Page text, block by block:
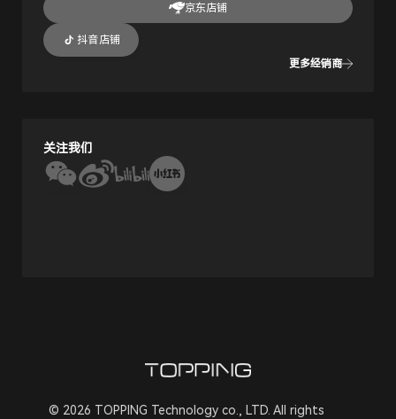
京东店铺
抖音店铺
更多经销商
关注我们
© 2026 TOPPING Technology co., LTD. All rights